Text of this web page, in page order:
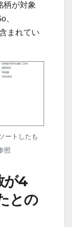
柄が対象
、
まれてい
ートしたも
照
が4
との